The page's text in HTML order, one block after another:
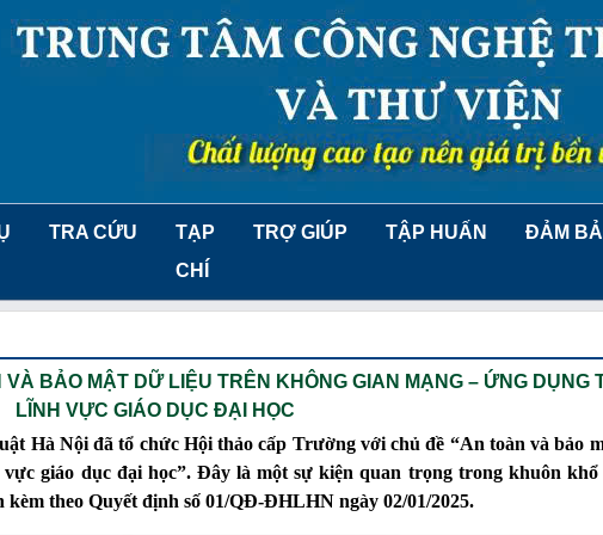
TRA CỨU
TẠP
CHÍ
TRỢ GIÚP TẬP HUẤN ĐẢM
BẢO MẬT DỮ LIỆU TRÊN KHÔNG GIAN MẠNG – ỨNG DỤNG
LĨNH VỰC GIÁO DỤC ĐẠI HỌC
Hà Nội đã tổ chức Hội thảo cấp Trường với chủ đề “An toàn và bảo
giáo dục đại học”. Đây là một sự kiện quan trọng trong khuôn khổ
theo Quyết định số 01/QĐ-ĐHLHN ngày 02/01/2025.